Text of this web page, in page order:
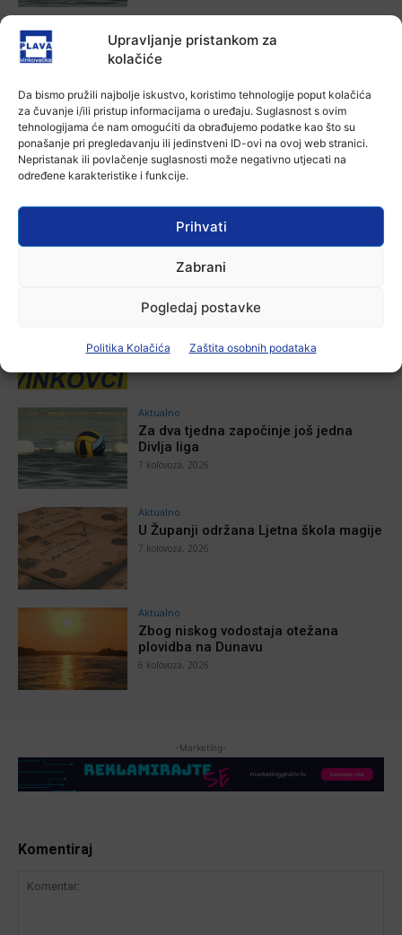
Upravljanje pristankom za
kolačiće
Da bismo pružili najbolje iskustvo, koristimo tehnologije poput kolačića
za čuvanje i/ili pristup informacijama o uređaju. Suglasnost s ovim
tehnologijama će nam omogućiti da obrađujemo podatke kao što su
ponašanje pri pregledavanju ili jedinstveni ID-ovi na ovoj web stranici.
Nepristanak ili povlačenje suglasnosti može negativno utjecati na
određene karakteristike i funkcije.
Prihvati
Zabrani
Pogledaj postavke
Politika Kolačića Zaštita osobnih podataka
U Županji održana Ljetna škola magije
Ana Tokić
Aktualno
Zbog niskog vodostaja otežana
plovidba na Dunavu
Ana Tokić -
Aktualno
stotu godišnjicu djelovanja
Aktualno
Za dva tjedna započinje još jedna
Divlja liga
7 kolovoza, 2026
Aktualno
U Županji održana Ljetna škola magije
7 kolovoza, 2026
Aktualno
Zbog niskog vodostaja otežana
plovidba na Dunavu
6 kolovoza, 2026
-Marketing-
Komentiraj